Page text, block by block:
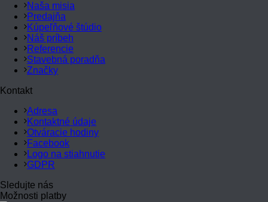
Naša misia
Predajňa
Kúpeľňové štúdio
Náš príbeh
Referencie
Stavebná poradňa
Značky
Kontakt
Adresa
Kontaktné údaje
Otváracie hodiny
Facebook
Logo na stiahnutie
GDPR
Sledujte nás
Možnosti platby